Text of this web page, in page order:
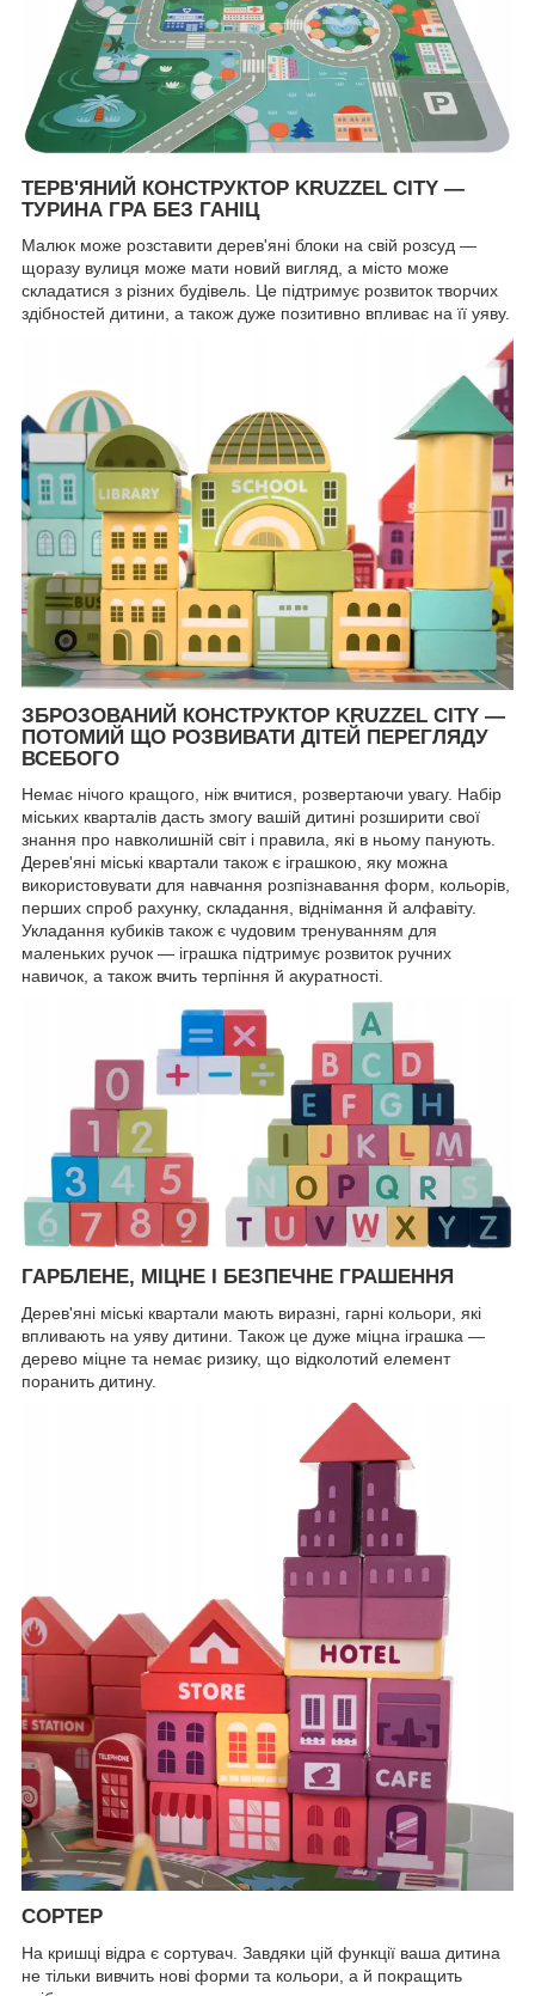
ТЕРВ'ЯНИЙ КОНСТРУКТОР KRUZZEL CITY —
ТУРИНА ГРА БЕЗ ГАНІЦ
Малюк може розставити дерев'яні блоки на свій розсуд —
щоразу вулиця може мати новий вигляд, а місто може
складатися з різних будівель. Це підтримує розвиток творчих
здібностей дитини, а також дуже позитивно впливає на її уяву.
ЗБРОЗОВАНИЙ КОНСТРУКТОР KRUZZEL CITY —
ПОТОМИЙ ЩО РОЗВИВАТИ ДІТЕЙ ПЕРЕГЛЯДУ
ВСЕБОГО
Немає нічого кращого, ніж вчитися, розвертаючи увагу. Набір
міських кварталів дасть змогу вашій дитині розширити свої
знання про навколишній світ і правила, які в ньому панують.
Дерев'яні міські квартали також є іграшкою, яку можна
використовувати для навчання розпізнавання форм, кольорів,
перших спроб рахунку, складання, віднімання й алфавіту.
Укладання кубиків також є чудовим тренуванням для
маленьких ручок — іграшка підтримує розвиток ручних
навичок, а також вчить терпіння й акуратності.
ГАРБЛЕНЕ, МІЦНЕ І БЕЗПЕЧНЕ ГРАШЕННЯ
Дерев'яні міські квартали мають виразні, гарні кольори, які
впливають на уяву дитини. Також це дуже міцна іграшка —
дерево міцне та немає ризику, що відколотий елемент
поранить дитину.
СОРТЕР
На кришці відра є сортувач. Завдяки цій функції ваша дитина
не тільки вивчить нові форми та кольори, а й покращить